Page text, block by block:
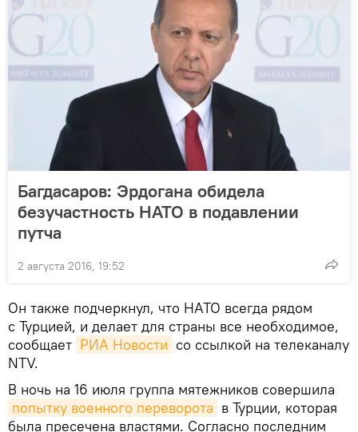
Багдасаров: Эрдогана обидела
безучастность НАТО в подавлении
путча
2 августа 2016, 19:52
Он также подчеркнул, что НАТО всегда рядом
с Турцией, и делает для страны все необходимое,
сообщает РИА Новости со ссылкой на телеканалу
NTV.
В ночь на 16 июля группа мятежников совершила
попытку военного переворота в Турции, которая
была пресечена властями. Согласно последним